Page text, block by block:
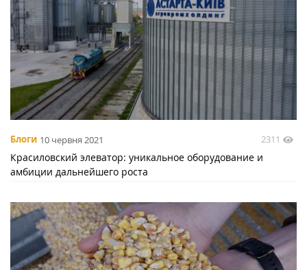
Блоги 10 червня 2021 2311
Красиловский элеватор: уникальное оборудование и
амбиции дальнейшего роста